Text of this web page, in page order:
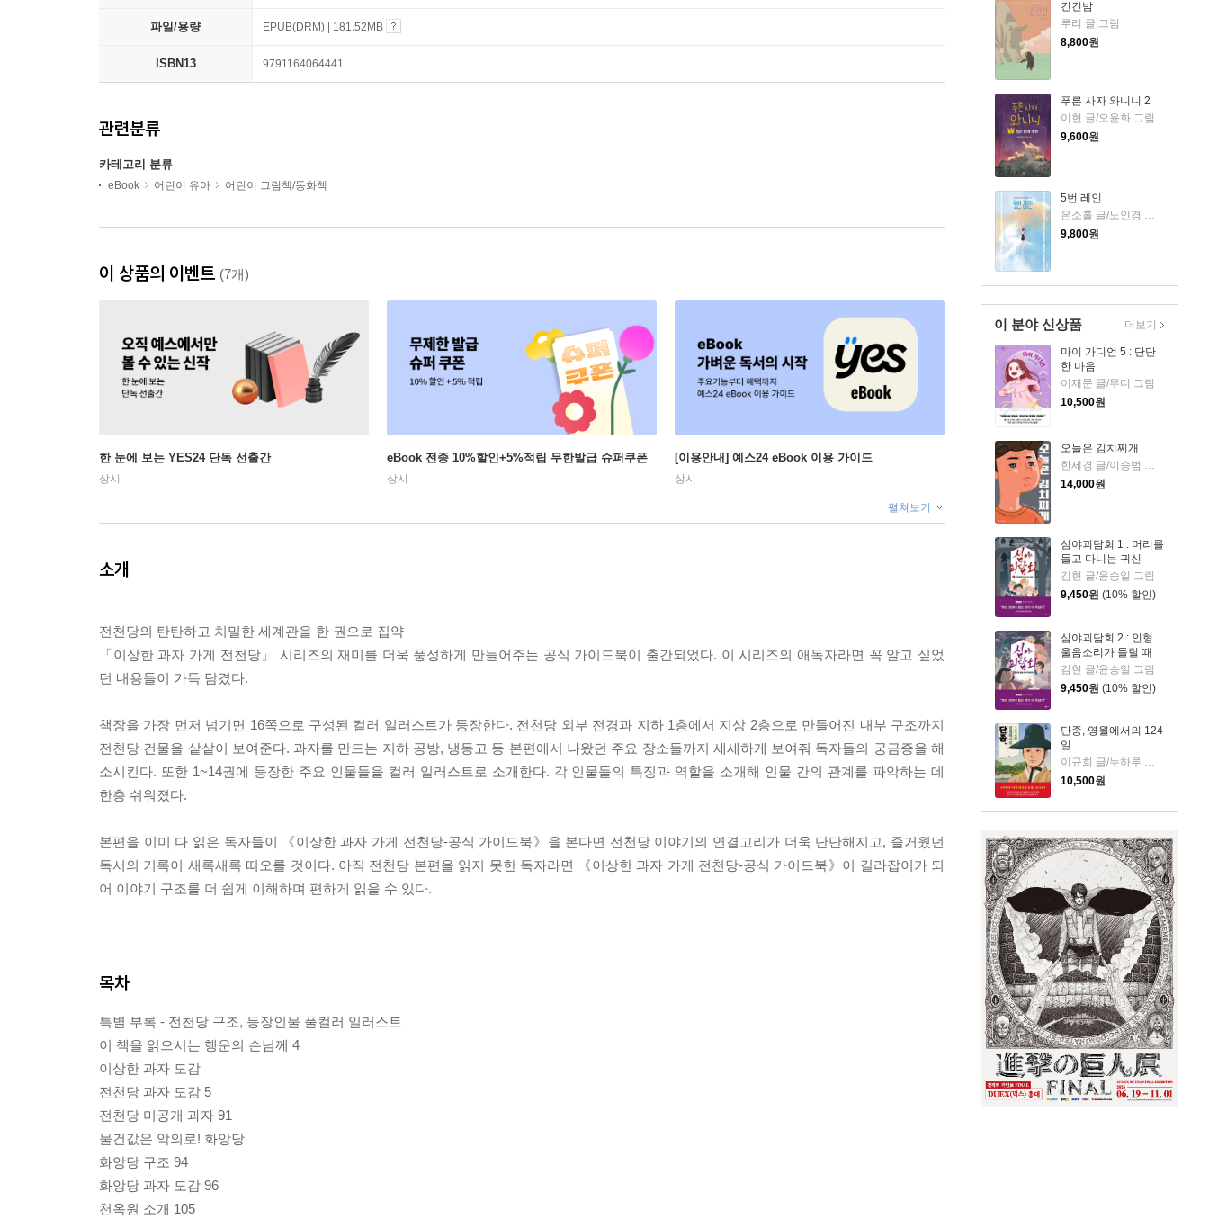
긴긴밤
루리 글,그림
8,800원
푸른 사자 와니니 2
이현 글/오윤화 그림
9,600원
5번 레인
은소홀 글/노인경 그림
9,800원
이 분야 신상품
마이 가디언 5 : 단단
한 마음
이재문 글/무디 그림
10,500원
오늘은 김치찌개
한세경 글/이승범 그림
14,000원
심야괴담회 1 : 머리를
들고 다니는 귀신
김현 글/윤승일 그림
9,450원 (10% 할인)
심야괴담회 2 : 인형
울음소리가 들릴 때
김현 글/윤승일 그림
9,450원 (10% 할인)
단종, 영월에서의 124
일
이규희 글/누하루 그림
10,500원
더보기
파일/용량 EPUB(DRM) | 181.52MB
ISBN13 9791164064441
관련분류
카테고리 분류
eBook 어린이 유아 어린이 그림책/동화책
이 상품의 이벤트 (7개)
한 눈에 보는 YES24 단독 선출간
상시
eBook 전종 10%할인+5%적립 무한발급 슈퍼쿠폰
상시
[이용안내] 예스24 eBook 이용 가이드
상시
펼쳐보기
소개
전천당의 탄탄하고 치밀한 세계관을 한 권으로 집약
「이상한 과자 가게 전천당」 시리즈의 재미를 더욱 풍성하게 만들어주는 공식 가이드북이 출간되었다. 이 시리즈의 애독자라면 꼭 알고 싶었
던 내용들이 가득 담겼다.
책장을 가장 먼저 넘기면 16쪽으로 구성된 컬러 일러스트가 등장한다. 전천당 외부 전경과 지하 1층에서 지상 2층으로 만들어진 내부 구조까지
전천당 건물을 샅샅이 보여준다. 과자를 만드는 지하 공방, 냉동고 등 본편에서 나왔던 주요 장소들까지 세세하게 보여줘 독자들의 궁금증을 해
소시킨다. 또한 1~14권에 등장한 주요 인물들을 컬러 일러스트로 소개한다. 각 인물들의 특징과 역할을 소개해 인물 간의 관계를 파악하는 데
한층 쉬워졌다.
본편을 이미 다 읽은 독자들이 《이상한 과자 가게 전천당-공식 가이드북》을 본다면 전천당 이야기의 연결고리가 더욱 단단해지고, 즐거웠던
독서의 기록이 새록새록 떠오를 것이다. 아직 전천당 본편을 읽지 못한 독자라면 《이상한 과자 가게 전천당-공식 가이드북》이 길라잡이가 되
어 이야기 구조를 더 쉽게 이해하며 편하게 읽을 수 있다.
목차
특별 부록 - 전천당 구조, 등장인물 풀컬러 일러스트
이 책을 읽으시는 행운의 손님께 4
이상한 과자 도감
전천당 과자 도감 5
전천당 미공개 과자 91
물건값은 악의로! 화앙당
화앙당 구조 94
화앙당 과자 도감 96
천옥원 소개 105